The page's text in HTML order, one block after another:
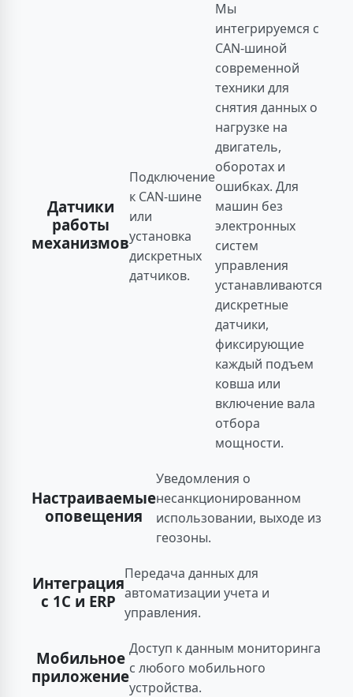
Датчики
работы
механизмов
Подключение
к CAN-шине
или
установка
дискретных
датчиков.
Мы
интегрируемся с
CAN-шиной
современной
техники для
снятия данных о
нагрузке на
двигатель,
оборотах и
ошибках. Для
машин без
электронных
систем
управления
устанавливаются
дискретные
датчики,
фиксирующие
каждый подъем
ковша или
включение вала
отбора
мощности.
Настраиваемые
оповещения
Уведомления о
несанкционированном
использовании, выходе из
геозоны.
Интеграция
с 1С и ERP
Передача данных для
автоматизации учета и
управления.
Мобильное
приложение
Доступ к данным мониторинга
с любого мобильного
устройства.